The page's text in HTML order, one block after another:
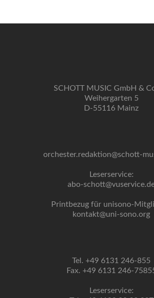
SCHOTT MUSIC GmbH &
Weihergarten 5
D-55116 Mainz
orchester.redaktion@schott-
Leserservice:
abo-
Printbezug für unisono-
kontakt@uni-sono.org
Tel. +49 6131 246-855
Fax. +49 6131 246-
Leserservice: